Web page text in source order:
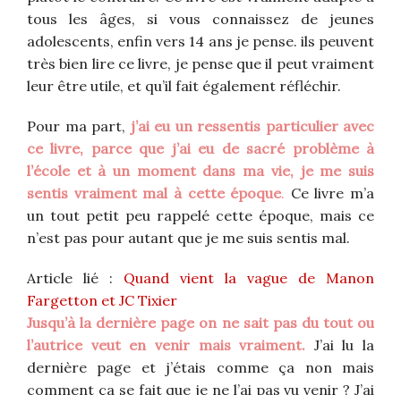
tous les âges, si vous connaissez de jeunes
adolescents, enfin vers 14 ans je pense. ils peuvent
très bien lire ce livre, je pense que il peut vraiment
leur être utile, et qu’il fait également réfléchir.
Pour ma part, j’ai eu un ressentis particulier avec
ce livre, parce que j’ai eu de sacré problème à
l’école et à un moment dans ma vie, je me suis
sentis vraiment mal à cette époque. Ce livre m’a
un tout petit peu rappelé cette époque, mais ce
n’est pas pour autant que je me suis sentis mal.
Article lié : Quand vient la vague de Manon
Fargetton et JC Tixier
Jusqu’à la dernière page on ne sait pas du tout ou
l’autrice veut en venir mais vraiment. J’ai lu la
dernière page et j’étais comme ça non mais
comment ça se fait que je ne l’ai pas vu venir ? J’ai